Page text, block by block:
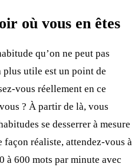
où vous en êtes
qu’on ne peut pas
plus utile est un point de
vous réellement en ce
? À partir de là, vous
se desserrer à mesure
réaliste, attendez-vous à
à 600 mots par minute avec